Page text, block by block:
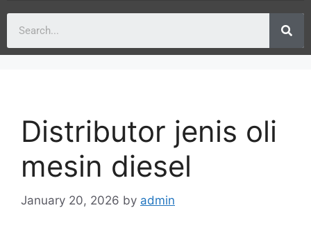
Distributor jenis oli
mesin diesel
January 20, 2026 by admin